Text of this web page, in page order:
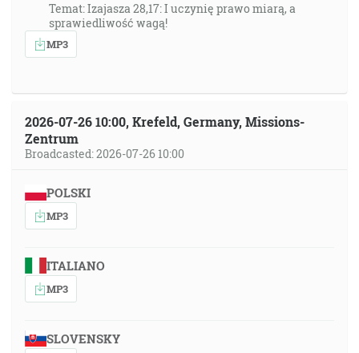
Temat: Izajasza 28,17: I uczynię prawo miarą, a
sprawiedliwość wagą!
MP3
2026-07-26 10:00, Krefeld, Germany, Missions-
Zentrum
Broadcasted: 2026-07-26 10:00
POLSKI
MP3
ITALIANO
MP3
SLOVENSKY